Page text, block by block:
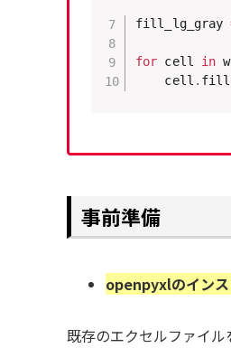
fill_lg_gray
for cell in
    cell
.
事前準備
openpyxlのイン
既存のエクセルファイル